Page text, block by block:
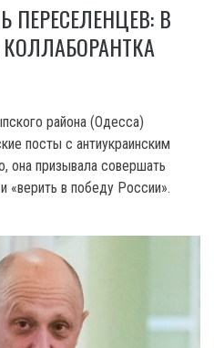
ПЕРЕСЕЛЕНЦЕВ: В
района (Одесса)
посты с антиукраинским
она призывала совершать
«верить в победу России».